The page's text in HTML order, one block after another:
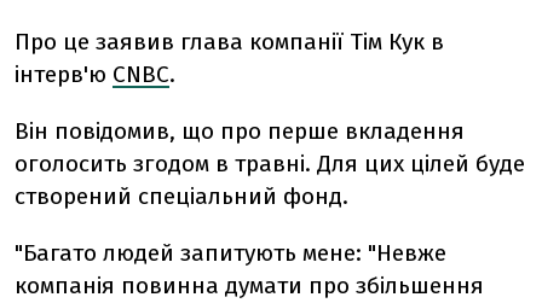
Про це заявив глава компанії Тім Кук в
інтерв'ю CNBC.
Він повідомив, що про перше вкладення
оголосить згодом в травні. Для цих цілей буде
створений спеціальний фонд.
"Багато людей запитують мене: "Невже
компанія повинна думати про збільшення